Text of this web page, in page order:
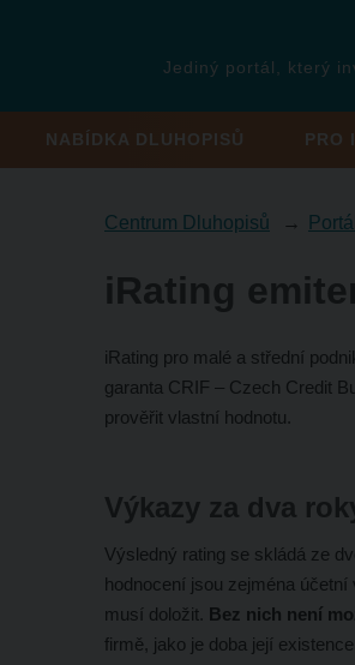
Jediný portál, který
NABÍDKA DLUHOPISŮ PRO
Centrum Dluhopisů Portál
iRating
iRating pro malé a střední
garanta CRIF – Czech Credit
prověřit vlastní hodnotu.
Výkazy za dva
Výsledný rating se skládá ze
hodnocení jsou zejména
musí doložit. Bez nich není
firmě, jako je doba její